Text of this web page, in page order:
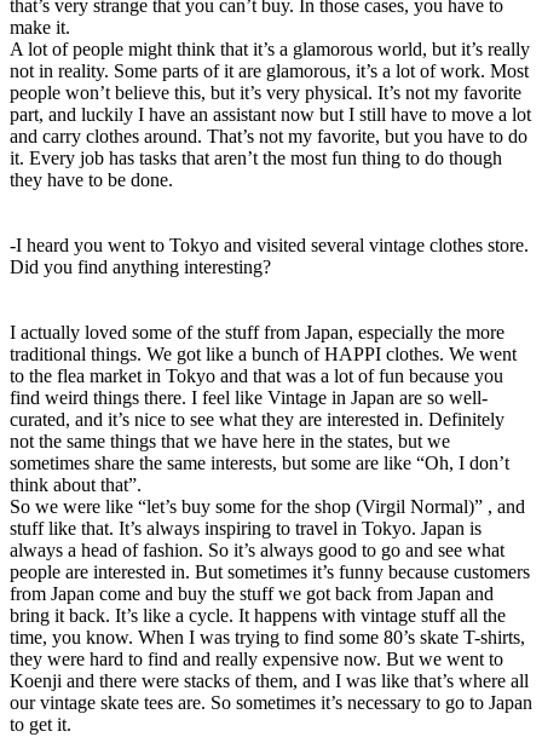
that’s very strange that you can’t buy. In those cases, you have to
make it.
A lot of people might think that it’s a glamorous world, but it’s really
not in reality. Some parts of it are glamorous, it’s a lot of work. Most
people won’t believe this, but it’s very physical. It’s not my favorite
part, and luckily I have an assistant now but I still have to move a lot
and carry clothes around. That’s not my favorite, but you have to do
it. Every job has tasks that aren’t the most fun thing to do though
they have to be done.
-I heard you went to Tokyo and visited several vintage clothes store.
Did you find anything interesting?
I actually loved some of the stuff from Japan, especially the more
traditional things. We got like a bunch of HAPPI clothes. We went
to the flea market in Tokyo and that was a lot of fun because you
find weird things there. I feel like Vintage in Japan are so well-
curated, and it’s nice to see what they are interested in. Definitely
not the same things that we have here in the states, but we
sometimes share the same interests, but some are like “Oh, I don’t
think about that”.
So we were like “let’s buy some for the shop (Virgil Normal)” , and
stuff like that. It’s always inspiring to travel in Tokyo. Japan is
always a head of fashion. So it’s always good to go and see what
people are interested in. But sometimes it’s funny because customers
from Japan come and buy the stuff we got back from Japan and
bring it back. It’s like a cycle. It happens with vintage stuff all the
time, you know. When I was trying to find some 80’s skate T-shirts,
they were hard to find and really expensive now. But we went to
Koenji and there were stacks of them, and I was like that’s where all
our vintage skate tees are. So sometimes it’s necessary to go to Japan
to get it.